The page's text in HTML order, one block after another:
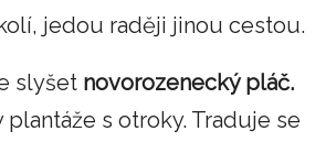
jedou raději jinou cestou.
slyšet novorozenecký pláč.
s otroky. Traduje se